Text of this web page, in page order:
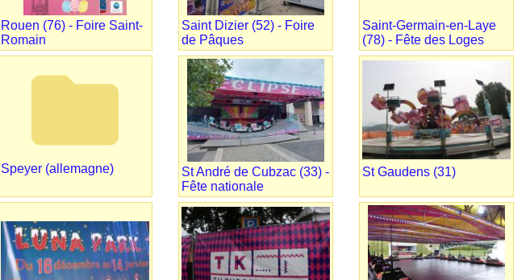
Rouen (76) - Foire Saint-
Romain
Saint Dizier (52) - Foire
de Pâques
Saint-Germain-en-Laye
(78) - Fête des Loges
folder
Speyer (allemagne)
St André de Cubzac (33) -
Fête nationale
St Gaudens (31)